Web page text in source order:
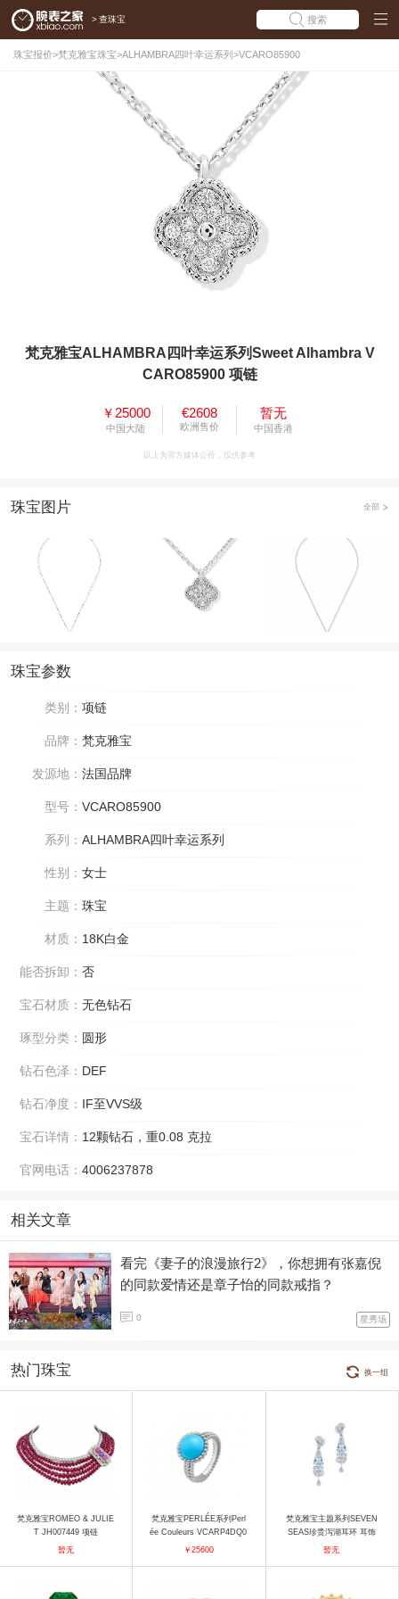
> 查珠宝 搜索
珠宝报价>梵克雅宝珠宝>ALHAMBRA四叶幸运系列 >VCARO85900
梵克雅宝ALHAMBRA四叶幸运系列Sweet Alhambra V
CARO85900 项链
￥25000
中国大陆
€2608
欧洲售价
暂无
中国香港
以上为官方媒体公价，仅供参考
珠宝图片 全部
珠宝参数
类别： 项链
品牌： 梵克雅宝
发源地： 法国品牌
型号： VCARO85900
系列： ALHAMBRA四叶幸运系列
性别： 女士
主题： 珠宝
材质： 18K白金
能否拆卸： 否
宝石材质： 无色钻石
琢型分类： 圆形
钻石色泽： DEF
钻石净度： IF至VVS级
宝石详情： 12颗钻石，重0.08 克拉
官网电话： 4006237878
相关文章
看完《妻子的浪漫旅行2》，你想拥有张嘉倪
的同款爱情还是章子怡的同款戒指？
0 星秀场
热门珠宝 换一组
梵克雅宝ROMEO & JULIE
T JH007449 项链
暂无
梵克雅宝PERLÉE系列Perl
ée Couleurs VCARP4DQ0
0 戒指
￥25600
梵克雅宝主题系列SEVEN
SEAS珍贵泻湖耳环 耳饰
暂无